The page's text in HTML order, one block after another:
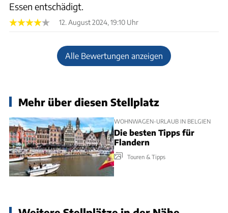
Essen entschädigt.
12. August 2024, 19:10 Uhr
Alle Bewertungen anzeigen
Mehr über diesen Stellplatz
WOHNWAGEN-URLAUB IN BELGIEN
Die besten Tipps für
Flandern
Touren & Tipps